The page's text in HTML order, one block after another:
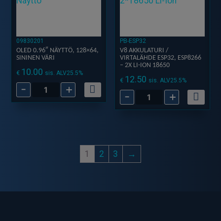
09830201
OLED 0.96″ NÄYTTÖ, 128×64,
SININEN VÄRI
€ 10.00 sis. ALV25.5%
-
OLED
0.96"
+
PB-ESP32
V8 AKKULATURI /
VIRTALÄHDE ESP32, ESP8266
– 2X LI-ION 18650
€ 12.50 sis. ALV25.5%
-
V8
Akkulaturi
ESP32,
ESP8266
+
1 2 3 →